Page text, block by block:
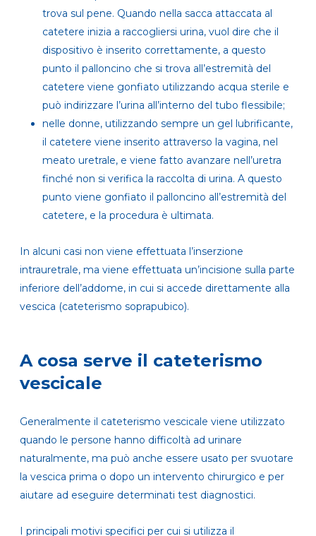
trova sul pene. Quando nella sacca attaccata al
catetere inizia a raccogliersi urina, vuol dire che il
dispositivo è inserito correttamente, a questo
punto il palloncino che si trova all’estremità del
catetere viene gonfiato utilizzando acqua sterile e
può indirizzare l’urina all’interno del tubo flessibile;
nelle donne, utilizzando sempre un gel lubrificante,
il catetere viene inserito attraverso la vagina, nel
meato uretrale, e viene fatto avanzare nell’uretra
finché non si verifica la raccolta di urina. A questo
punto viene gonfiato il palloncino all’estremità del
catetere, e la procedura è ultimata.
In alcuni casi non viene effettuata l’inserzione
intrauretrale, ma viene effettuata un’incisione sulla parte
inferiore dell’addome, in cui si accede direttamente alla
vescica (cateterismo soprapubico).
A cosa serve il cateterismo
vescicale
Generalmente il cateterismo vescicale viene utilizzato
quando le persone hanno difficoltà ad urinare
naturalmente, ma può anche essere usato per svuotare
la vescica prima o dopo un intervento chirurgico e per
aiutare ad eseguire determinati test diagnostici.
I principali motivi specifici per cui si utilizza il